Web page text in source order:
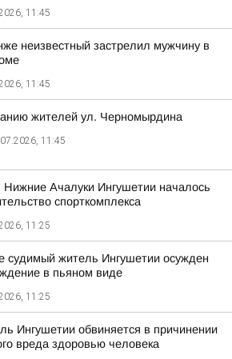
11:45
неизвестный застрелил мужчину в
11:45
жителей ул. Черномырдина
11:45
Нижние Ачалуки Ингушетии началось
спорткомплекса
11:25
судимый житель Ингушетии осужден
в пьяном виде
11:25
Ингушетии обвиняется в причинении
вреда здоровью человека